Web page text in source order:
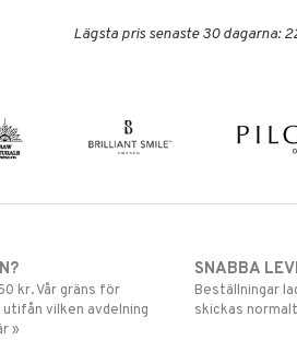
Lägsta pris senaste 30 dagarna:
kr. Vår gräns för
vilken avdelning
»
SNABBA
Beställningar
skickas